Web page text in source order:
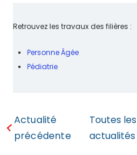
Retrouvez les travaux des filières :
Personne Âgée
Pédiatrie
Actualité
précédente
Toutes les
actualités